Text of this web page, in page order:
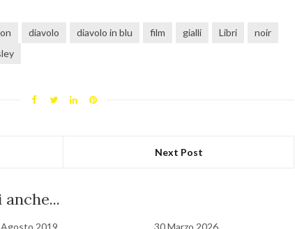
diavolo diavolo in blu film gialli Libri
noir
Next Post